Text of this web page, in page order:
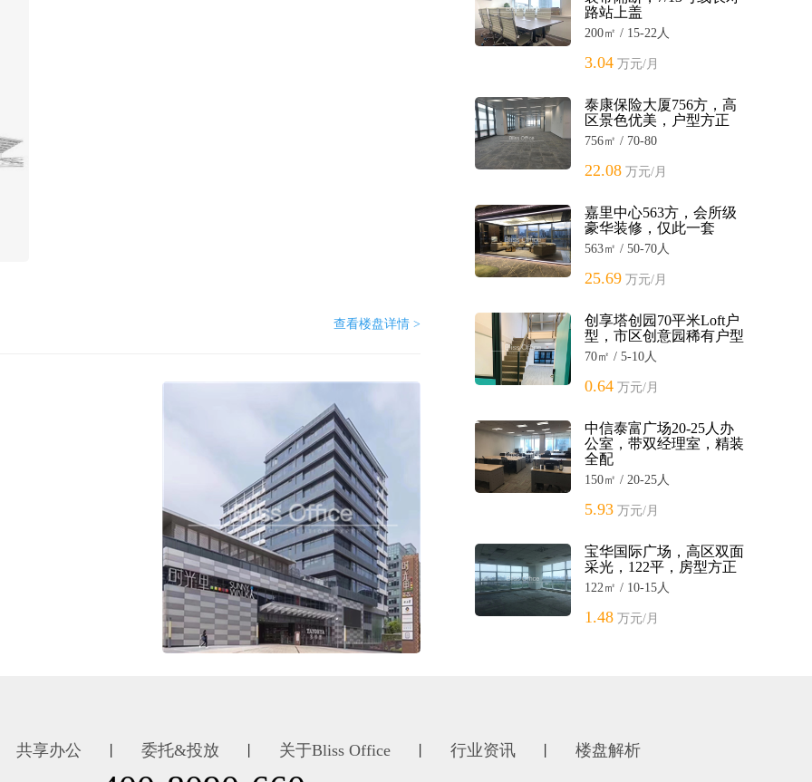
查看楼盘详情 >
路站上盖
200㎡ / 15-22人
3.04 万元/月
泰康保险大厦756方，高
区景色优美，户型方正
756㎡ / 70-80
22.08 万元/月
嘉里中心563方，会所级
豪华装修，仅此一套
563㎡ / 50-70人
25.69 万元/月
创享塔创园70平米Loft户
型，市区创意园稀有户型
70㎡ / 5-10人
0.64 万元/月
中信泰富广场20-25人办
公室，带双经理室，精装
全配
150㎡ / 20-25人
5.93 万元/月
宝华国际广场，高区双面
采光，122平，房型方正
122㎡ / 10-15人
1.48 万元/月
共享办公 委托&投放 关于Bliss Office 行业资讯 楼盘解析